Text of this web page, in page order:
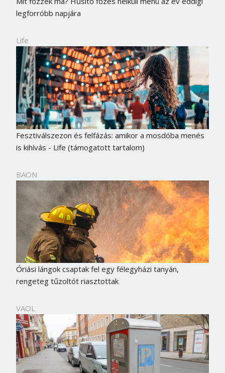
legforróbb napjára
Life
Fesztiválszezon és felfázás: amikor a mosdóba menés
is kihívás - Life (támogatott tartalom)
BAON
Óriási lángok csaptak fel egy félegyházi tanyán,
rengeteg tűzoltót riasztottak
VAOL